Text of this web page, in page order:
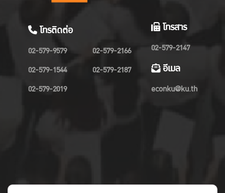
โทรติดต่อ
02-579-9579
02-579-1544
02-579-2019
02-579-2166
02-579-2187
โทรสาร
02-579-2147
อีเมล
econku@ku.th